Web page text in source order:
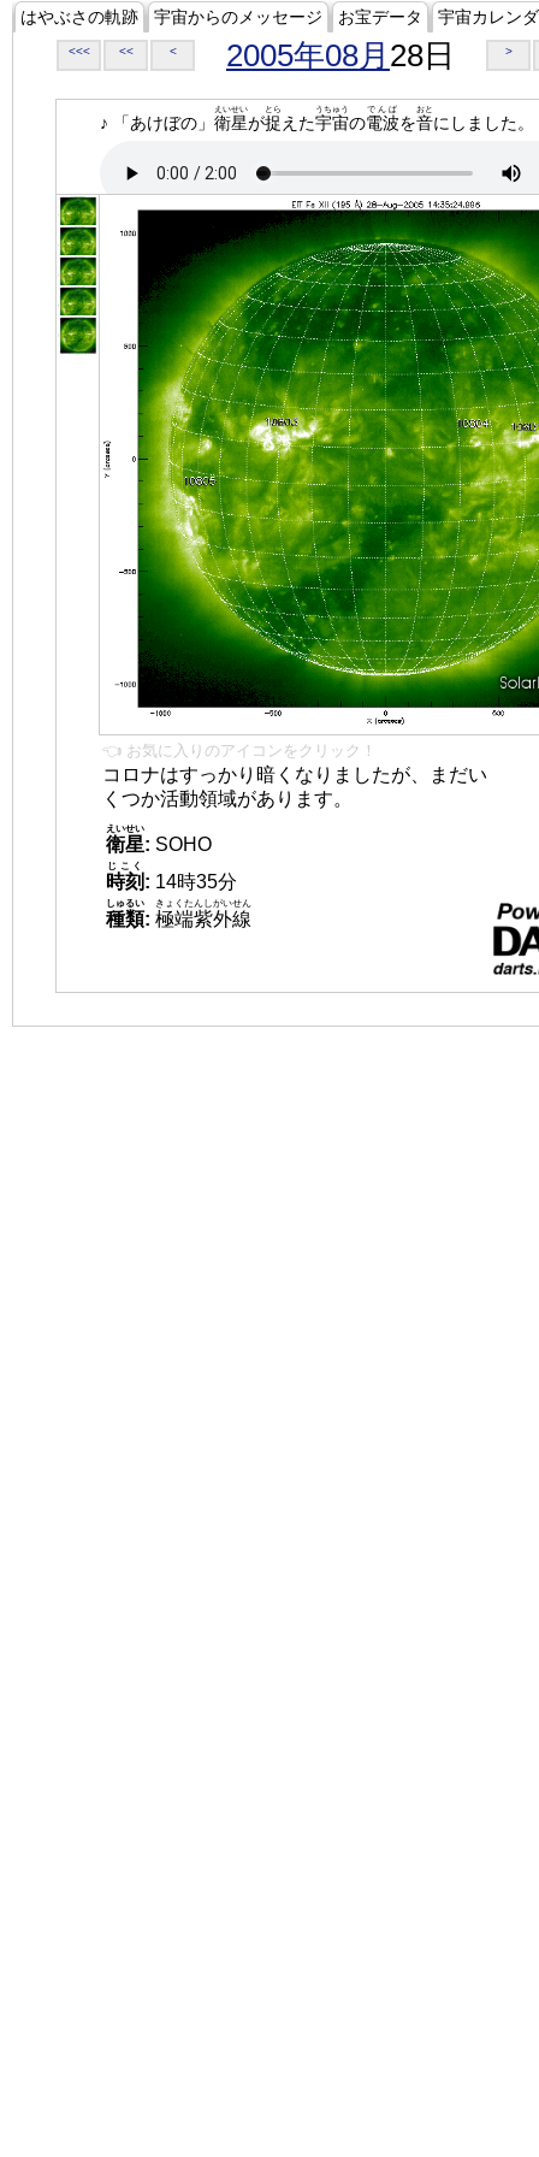
はやぶさの軌跡 宇宙からのメッセージ お宝データ 宇宙カレン
<<< << < 2005年08月 28日 >
♪ 「あけぼの」 衛星
えいせい
が捉
とら
えた宇宙
うちゅう
の電波
でんぱ
を音
おと
にしました。
👈 お気に入りのアイコンをクリック！
コロナはすっかり暗くなりましたが、まだい
くつか活動領域があります。
衛星
えいせい
: SOHO
時刻
じこく
: 14時35分
種類
しゅるい
: 極端紫外線
きょくたんしがいせん